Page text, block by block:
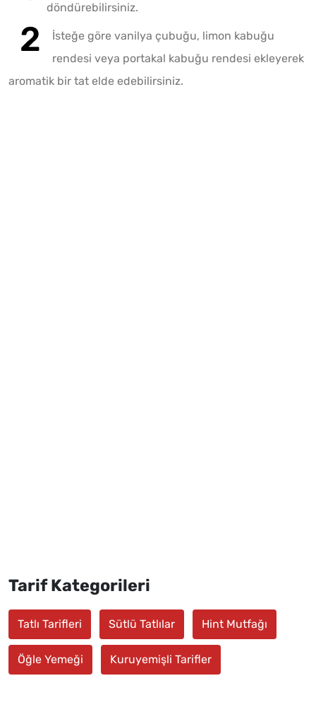
döndürebilirsiniz.
İsteğe göre vanilya çubuğu, limon kabuğu
rendesi veya portakal kabuğu rendesi ekleyerek
aromatik bir tat elde edebilirsiniz.
Tarif Kategorileri
Tatlı Tarifleri Sütlü Tatlılar Hint Mutfağı
Öğle Yemeği Kuruyemişli Tarifler